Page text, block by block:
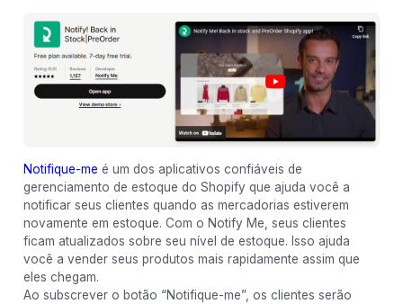
Notifique-me é um dos aplicativos confiáveis de
gerenciamento de estoque do Shopify que ajuda você a
notificar seus clientes quando as mercadorias estiverem
novamente em estoque. Com o Notify Me, seus clientes
ficam atualizados sobre seu nível de estoque. Isso ajuda
você a vender seus produtos mais rapidamente assim que
eles chegam.
Ao subscrever o botão “Notifique-me”, os clientes serão